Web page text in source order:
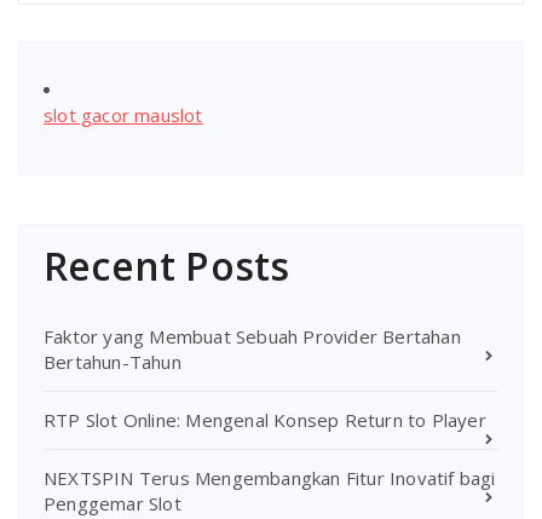
slot gacor mauslot
Recent Posts
Faktor yang Membuat Sebuah Provider Bertahan
Bertahun-Tahun
RTP Slot Online: Mengenal Konsep Return to Player
NEXTSPIN Terus Mengembangkan Fitur Inovatif bagi
Penggemar Slot